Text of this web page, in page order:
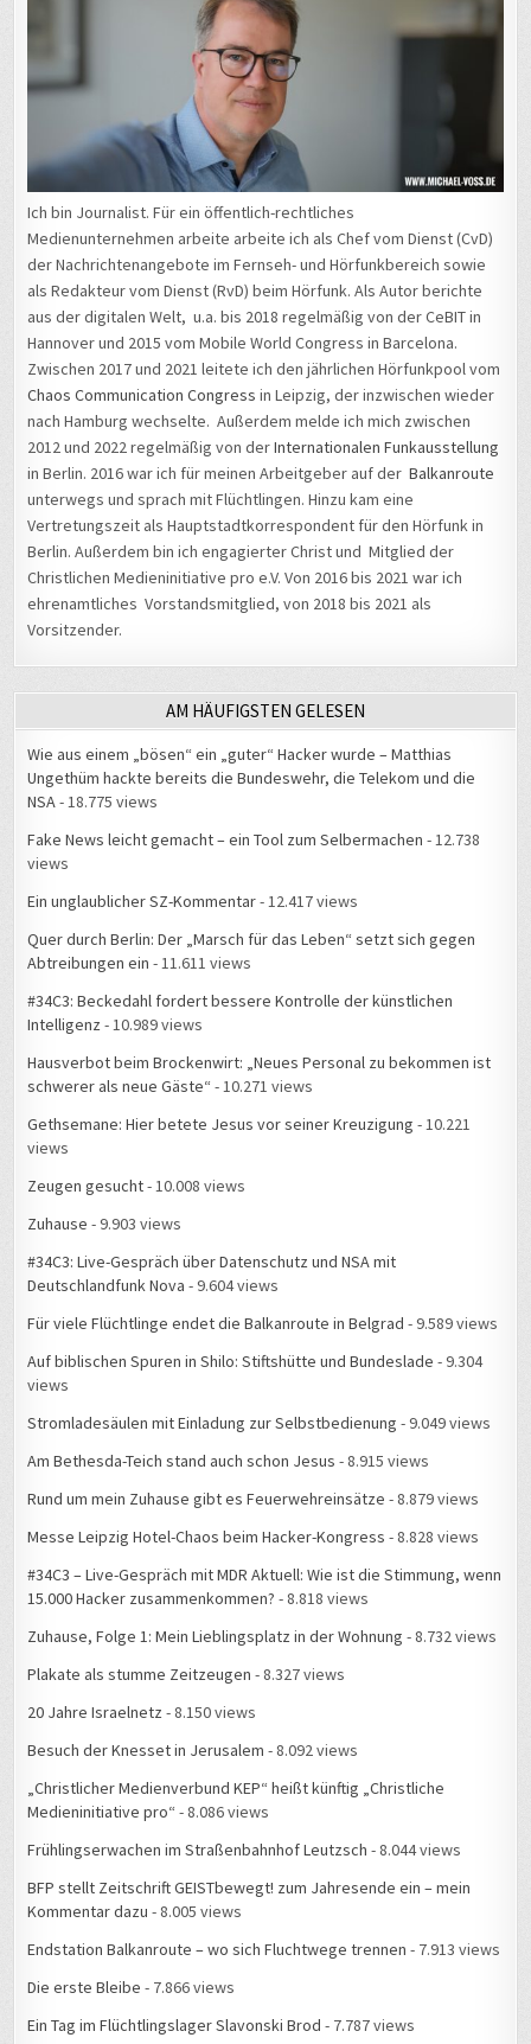
Ich bin Journalist. Für ein öffentlich-rechtliches
Medienunternehmen arbeite arbeite ich als Chef vom Dienst (CvD)
der Nachrichtenangebote im Fernseh- und Hörfunkbereich sowie
als Redakteur vom Dienst (RvD) beim Hörfunk. Als Autor berichte
aus der digitalen Welt, u.a. bis 2018 regelmäßig von der CeBIT in
Hannover und 2015 vom Mobile World Congress in Barcelona.
Zwischen 2017 und 2021 leitete ich den jährlichen Hörfunkpool vom
Chaos Communication Congress in Leipzig, der inzwischen wieder
nach Hamburg wechselte. Außerdem melde ich mich zwischen
2012 und 2022 regelmäßig von derInternationalen Funkausstellung
in Berlin. 2016 war ich für meinen Arbeitgeber auf derBalkanroute
unterwegs und sprach mit Flüchtlingen. Hinzu kam eine
Vertretungszeit als Hauptstadtkorrespondent für den Hörfunk in
Berlin. Außerdem bin ich engagierter Christ und Mitglied der
Christlichen Medieninitiative pro e.V. Von 2016 bis 2021 war ich
ehrenamtliches Vorstandsmitglied, von 2018 bis 2021 als
Vorsitzender.
AM HÄUFIGSTEN GELESEN
Wie aus einem „bösen“ ein „guter“ Hacker wurde – Matthias
Ungethüm hackte bereits die Bundeswehr, die Telekom und die
NSA- 18.775 views
Fake News leicht gemacht – ein Tool zum Selbermachen - 12.738
views
Ein unglaublicher SZ-Kommentar- 12.417 views
Quer durch Berlin: Der „Marsch für das Leben“ setzt sich gegen
Abtreibungen ein - 11.611 views
#34C3: Beckedahl fordert bessere Kontrolle der künstlichen
Intelligenz - 10.989 views
Hausverbot beim Brockenwirt: „Neues Personal zu bekommen ist
schwerer als neue Gäste“ - 10.271 views
Gethsemane: Hier betete Jesus vor seiner Kreuzigung - 10.221
views
Zeugen gesucht- 10.008 views
Zuhause - 9.903 views
#34C3: Live-Gespräch über Datenschutz und NSA mit
Deutschlandfunk Nova - 9.604 views
Für viele Flüchtlinge endet die Balkanroute in Belgrad - 9.589 views
Auf biblischen Spuren in Shilo: Stiftshütte und Bundeslade - 9.304
views
Stromladesäulen mit Einladung zur Selbstbedienung - 9.049 views
Am Bethesda-Teich stand auch schon Jesus - 8.915 views
Rund um mein Zuhause gibt es Feuerwehreinsätze - 8.879 views
Messe Leipzig Hotel-Chaos beim Hacker-Kongress - 8.828 views
#34C3 – Live-Gespräch mit MDR Aktuell: Wie ist die Stimmung, wenn
15.000 Hacker zusammenkommen? - 8.818 views
Zuhause, Folge 1: Mein Lieblingsplatz in der Wohnung - 8.732 views
Plakate als stumme Zeitzeugen - 8.327 views
20 Jahre Israelnetz - 8.150 views
Besuch der Knesset in Jerusalem - 8.092 views
„Christlicher Medienverbund KEP“ heißt künftig „Christliche
Medieninitiative pro“ - 8.086 views
Frühlingserwachen im Straßenbahnhof Leutzsch - 8.044 views
BFP stellt Zeitschrift GEISTbewegt! zum Jahresende ein – mein
Kommentar dazu - 8.005 views
Endstation Balkanroute – wo sich Fluchtwege trennen - 7.913 views
Die erste Bleibe - 7.866 views
Ein Tag im Flüchtlingslager Slavonski Brod - 7.787 views